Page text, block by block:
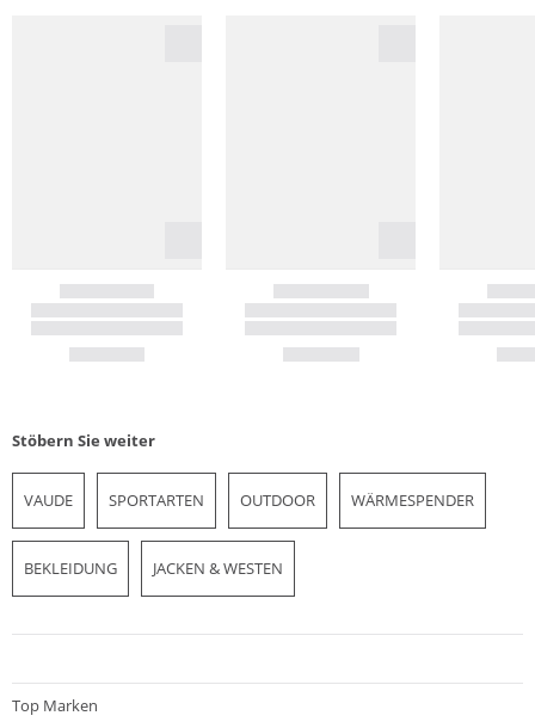
Stöbern Sie weiter
VAUDE SPORTARTEN OUTDOOR WÄRMESPENDER
BEKLEIDUNG JACKEN & WESTEN
Top Marken